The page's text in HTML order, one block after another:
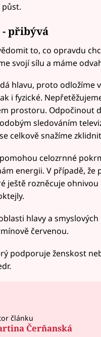
půst.
přibývá
to, co opravdu
svojí sílu a máme
hlavu, proto odložíme
i fyzické.
prostoru. Odpočinout
sledováním
celkově snažíme
celozrnné
energii. V případě,
ještě rozněcuje
hlavy a
červenou.
podporuje ženskost
článku
Čerňanská